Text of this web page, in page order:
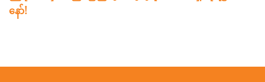
နော်!